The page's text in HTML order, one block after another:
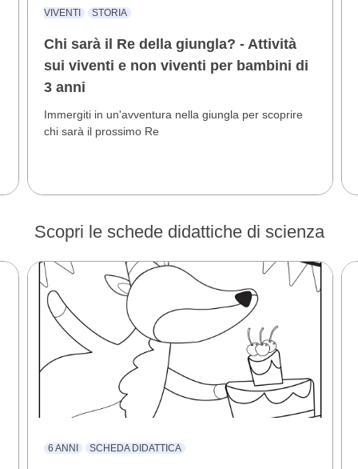
VIVENTI
STORIA
Chi sarà il Re della giungla? - Attività
sui viventi e non viventi per bambini di
3 anni
Immergiti in un'avventura nella giungla per scoprire
chi sarà il prossimo Re
Scopri le schede didattiche di scienza
6 ANNI SCHEDA DIDATTICA